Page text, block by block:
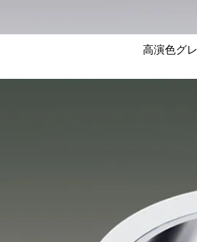
高演色グ